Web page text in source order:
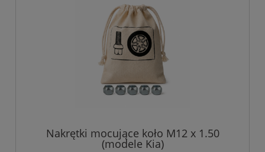
Nakrętki mocujące koło M12 x 1.50
(modele Kia)